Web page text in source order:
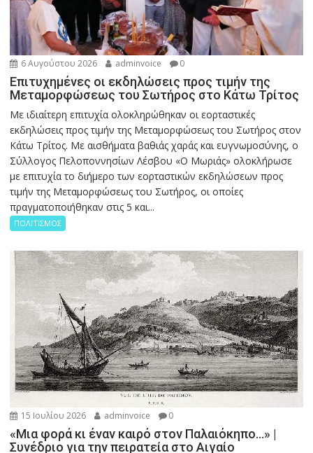
6 Αυγούστου 2026 adminvoice 0
Επιτυχημένες οι εκδηλώσεις προς τιμήν της
Μεταμορφώσεως του Σωτήρος στο Κάτω Τρίτος
Με ιδιαίτερη επιτυχία ολοκληρώθηκαν οι εορταστικές
εκδηλώσεις προς τιμήν της Μεταμορφώσεως του Σωτήρος στον
Κάτω Τρίτος. Με αισθήματα βαθιάς χαράς και ευγνωμοσύνης, ο
Σύλλογος Πελοποννησίων Λέσβου «Ο Μωριάς» ολοκλήρωσε
με επιτυχία το διήμερο των εορταστικών εκδηλώσεων προς
τιμήν της Μεταμορφώσεως του Σωτήρος, οι οποίες
πραγματοποιήθηκαν στις 5 και...
ΠΟΛΙΤΙΣΜΟΣ
15 Ιουλίου 2026 adminvoice 0
«Μια φορά κι έναν καιρό στον Παλαιόκηπο…» |
Συνέδριο για την πειρατεία στο Αιγαίο